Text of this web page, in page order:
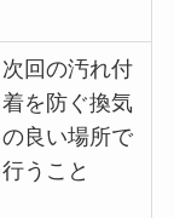
次回の汚れ付
着を防ぐ換気
の良い場所で
行うこと